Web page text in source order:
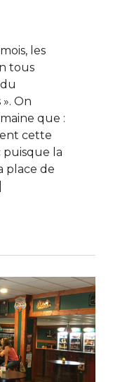
les
tous
On
que :
cette
puisque la
place de